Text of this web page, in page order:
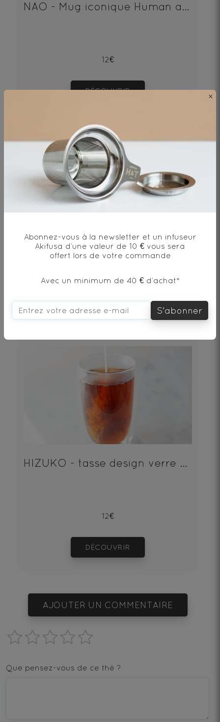
NAO - Mug iconique Human and Tea
12€
DÉCOUVRIR
SHIMO - Tasse en céramique du Japon x 6
DÉCOUVRIR
HIZUKO - tasse design verre double paroi
12€
DÉCOUVRIR
AJOUTER UN COMMENTAIRE
star
—
—
stars
Que pensez-vous de ce thé ?
×
Abonnez-vous à la newsletter et un infuseur
Akifusa d’une valeur de 10 € vous sera
offert lors de votre commande
Avec un minimum de 40 € d’achat*
S'abonner